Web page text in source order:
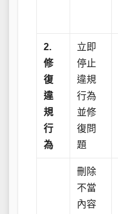
2.
修
復
違
規
行
為
立即
停止
違規
行為
並修
復問
題
刪除
不當
內容